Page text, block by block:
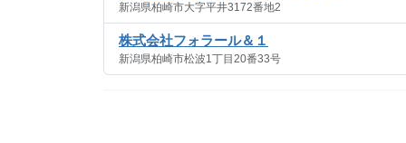
新潟県柏崎市大字平井3172番地2
株式会社フォラール＆１
新潟県柏崎市松波1丁目20番33号